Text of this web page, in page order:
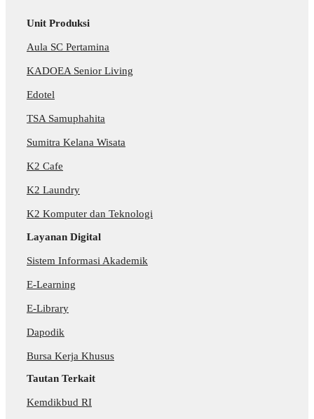
Unit Produksi
Aula SC Pertamina
KADOEA Senior Living
Edotel
TSA Samuphahita
Sumitra Kelana Wisata
K2 Cafe
K2 Laundry
K2 Komputer dan Teknologi
Layanan Digital
Sistem Informasi Akademik
E-Learning
E-Library
Dapodik
Bursa Kerja Khusus
Tautan Terkait
Kemdikbud RI